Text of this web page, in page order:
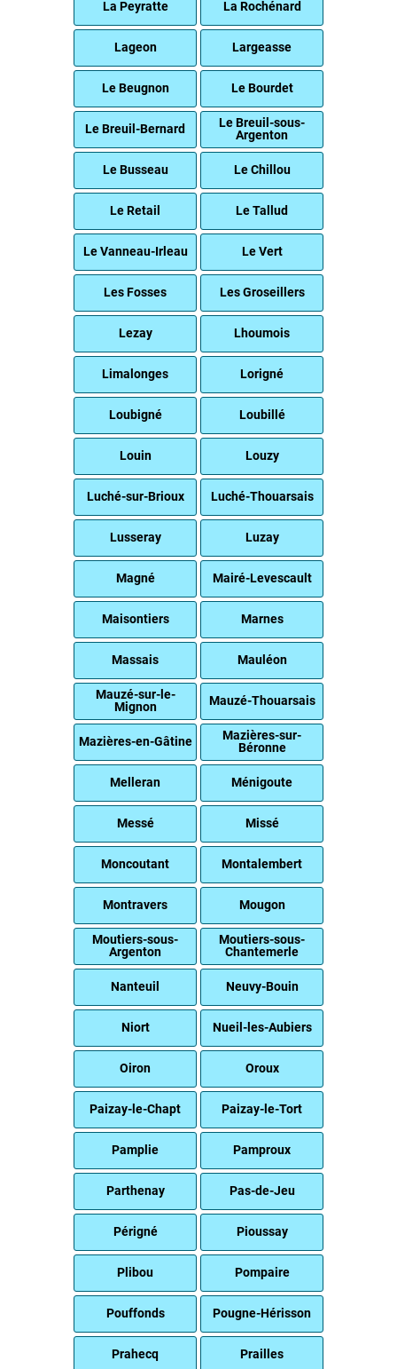
La Peyratte La Rochénard
Lageon Largeasse
Le Beugnon Le Bourdet
Le Breuil-Bernard
Le Breuil-sous-
Argenton
Le Busseau Le Chillou
Le Retail Le Tallud
Le Vanneau-Irleau Le Vert
Les Fosses Les Groseillers
Lezay Lhoumois
Limalonges Lorigné
Loubigné Loubillé
Louin Louzy
Luché-sur-Brioux Luché-Thouarsais
Lusseray Luzay
Magné Mairé-Levescault
Maisontiers Marnes
Massais Mauléon
Mauzé-sur-le-
Mignon
Mauzé-Thouarsais
Mazières-en-Gâtine
Mazières-sur-
Béronne
Melleran Ménigoute
Messé Missé
Moncoutant Montalembert
Montravers Mougon
Moutiers-sous-
Argenton
Moutiers-sous-
Chantemerle
Nanteuil Neuvy-Bouin
Niort Nueil-les-Aubiers
Oiron Oroux
Paizay-le-Chapt Paizay-le-Tort
Pamplie Pamproux
Parthenay Pas-de-Jeu
Périgné Pioussay
Plibou Pompaire
Pouffonds Pougne-Hérisson
Prahecq Prailles